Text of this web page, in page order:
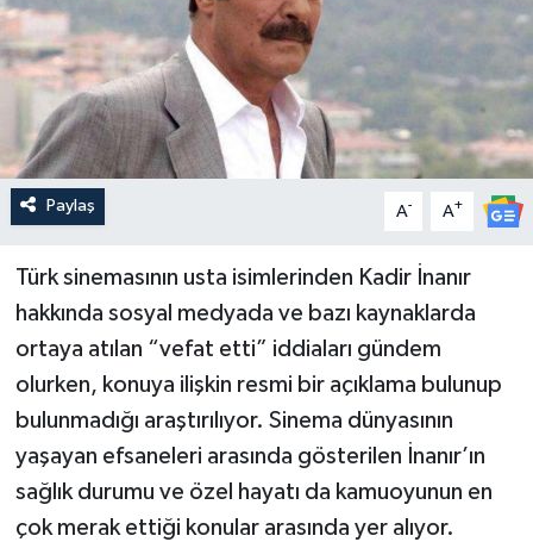
Paylaş A- A+
Türk sinemasının usta isimlerinden Kadir İnanır
hakkında sosyal medyada ve bazı kaynaklarda
ortaya atılan “vefat etti” iddiaları gündem
olurken, konuya ilişkin resmi bir açıklama bulunup
bulunmadığı araştırılıyor. Sinema dünyasının
yaşayan efsaneleri arasında gösterilen İnanır’ın
sağlık durumu ve özel hayatı da kamuoyunun en
çok merak ettiği konular arasında yer alıyor.